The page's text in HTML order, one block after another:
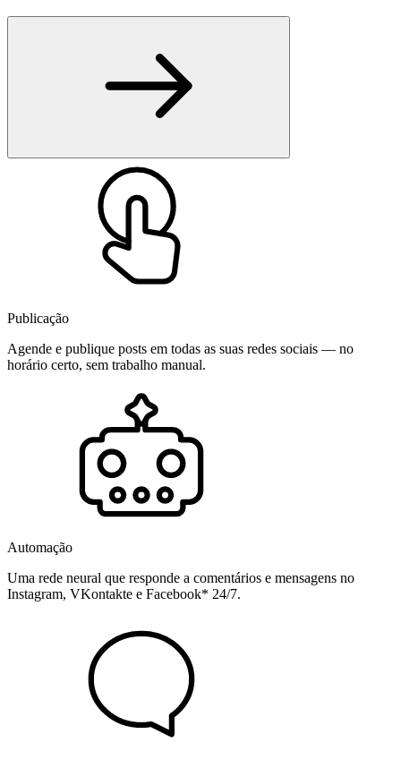
Publicação
Agende e publique posts em todas as suas redes sociais — no
horário certo, sem trabalho manual.
Automação
Uma rede neural que responde a comentários e mensagens no
Instagram, VKontakte e Facebook* 24/7.